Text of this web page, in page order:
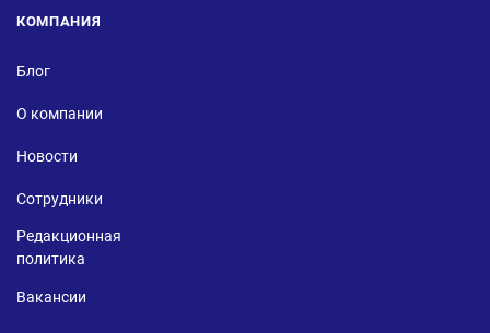
КОМПАНИЯ
Блог
О компании
Новости
Сотрудники
Редакционная
политика
Вакансии